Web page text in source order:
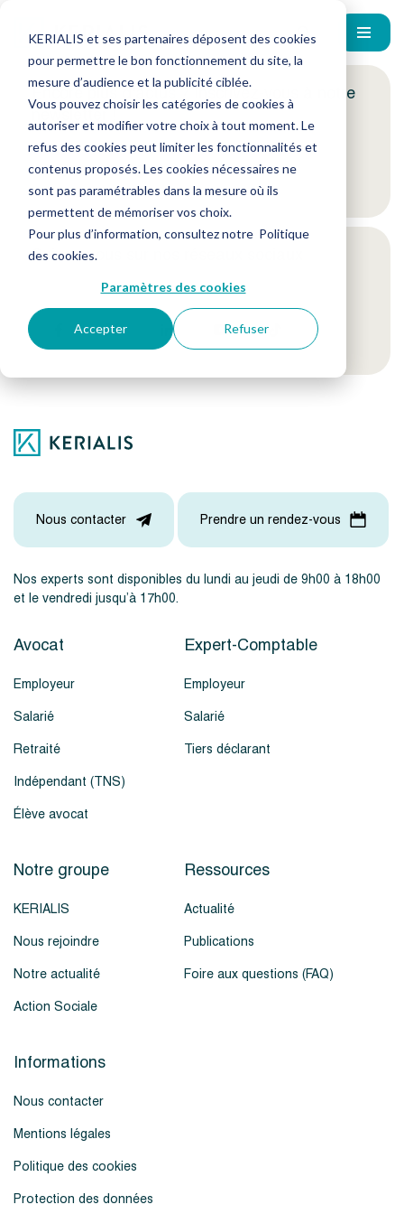
KERIALIS et ses partenaires déposent des cookies
pour permettre le bon fonctionnement du site, la
mesure d’audience et la publicité ciblée.
Vous pouvez choisir les catégories de cookies à
autoriser et modifier votre choix à tout moment. Le
refus des cookies peut limiter les fonctionnalités et
contenus proposés. Les cookies nécessaires ne
sont pas paramétrables dans la mesure où ils
permettent de mémoriser vos choix.
Pour plus d’information, consultez notre Politique
des cookies.
Paramètres des cookies
Accepter Refuser
Encore plus d'actus ? Inscrivez-vous à notre
newsletter !
Je m'inscris
Suivez-nous sur nos réseaux sociaux
Nos experts sont disponibles du lundi au jeudi de 9h00 à 18h00
et le vendredi jusqu’à 17h00.
Nous contacter Prendre un rendez-vous
Avocat
Employeur
Salarié
Retraité
Indépendant (TNS)
Élève avocat
Expert-Comptable
Employeur
Salarié
Tiers déclarant
Notre groupe
KERIALIS
Nous rejoindre
Notre actualité
Action Sociale
Ressources
Actualité
Publications
Foire aux questions (FAQ)
Informations
Nous contacter
Mentions légales
Politique des cookies
Protection des données